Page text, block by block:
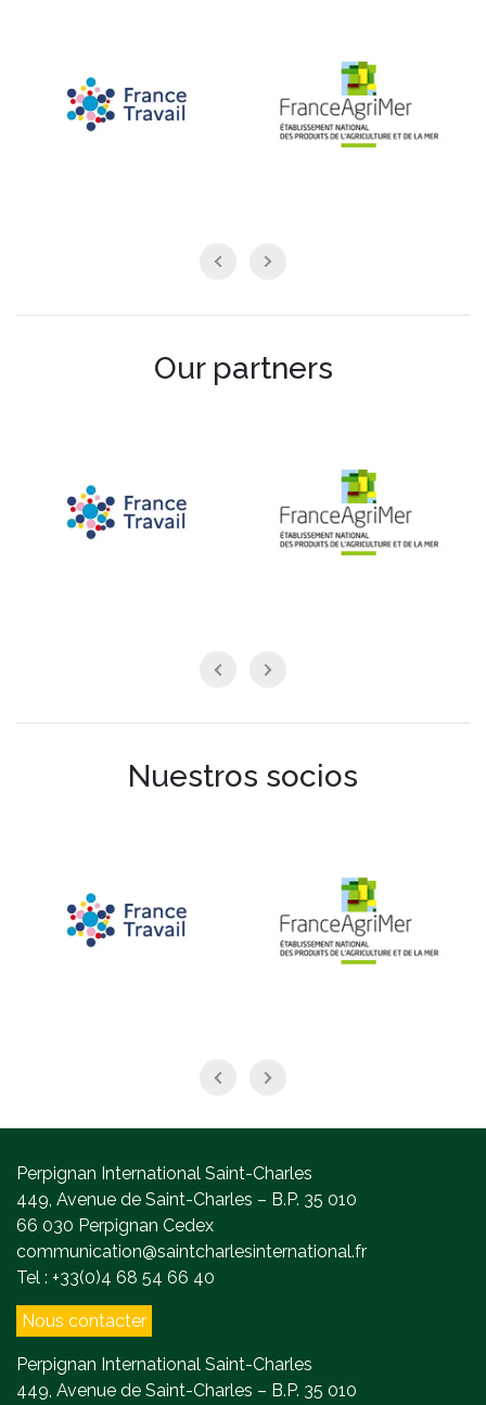
Our partners
Nuestros socios
Perpignan International Saint-Charles
449, Avenue de Saint-Charles – B.P. 35 010
66 030 Perpignan Cedex
communication@saintcharlesinternational.fr
Tel : +33(0)4 68 54 66 40
Nous contacter
Perpignan International Saint-Charles
449, Avenue de Saint-Charles – B.P. 35 010